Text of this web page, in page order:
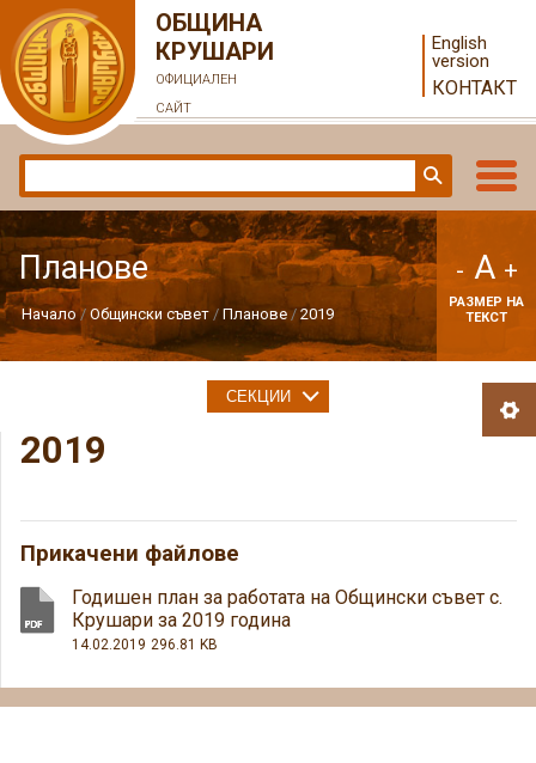
ОБЩИНА
КРУШАРИ
ОФИЦИАЛЕН
САЙТ
English
version
КОНТАКТ
Планове
Начало Общински съвет Планове 2019
- A +
РАЗМЕР НА
ТЕКСТ
2019
Прикачени файлове
Годишен план за работата на Общински съвет с.
Крушари за 2019 година
14.02.2019 296.81 KB
СЕКЦИИ